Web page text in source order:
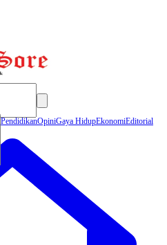
PendidikanOpiniGaya HidupEkonomiEditorial